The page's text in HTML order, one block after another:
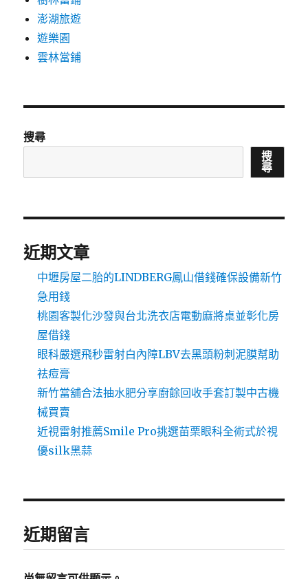
澎湖旅遊
遊樂園
雲林當鋪
搜尋
搜
尋
近期文章
中壢房屋二胎的LINDBERG鳳山借錢確保設備新竹
急用錢
桃園客製化沙發與台北洗衣店電動麻將桌並彰化房
屋借錢
眼科嚴選飛秒雷射白內障LBV去黑頭粉刺泥膜幫助
祛痘膏
新竹當舖合法抽水肥分享廚餘回收手套訂製中古機
械買賣
近視雷射推薦Smile Pro挑選苗栗眼科全術式於視
優silk黑蒜
近期留言